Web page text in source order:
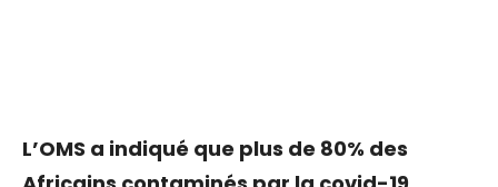
L’OMS a indiqué que plus de 80% des